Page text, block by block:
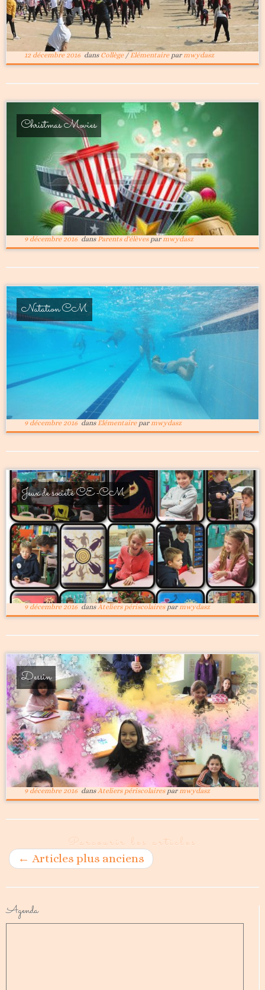
12 décembre 2016dans Collège /Elémentaire parmwydasz
Christmas Movies
9 décembre 2016dansParents d'élèves parmwydasz
Natation CM
9 décembre 2016dansElémentaire parmwydasz
Jeux de société CE-CM
9 décembre 2016dansAteliers périscolaires parmwydasz
Dessin
9 décembre 2016dansAteliers périscolaires parmwydasz
Parcourir les articles
← Articles plus anciens
Agenda